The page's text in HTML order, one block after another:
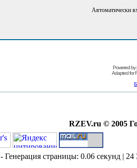
Автоматически
Powered by
Adapted for
RZEV.ru © 2005
- Генерация страницы: 0.06 секунд |